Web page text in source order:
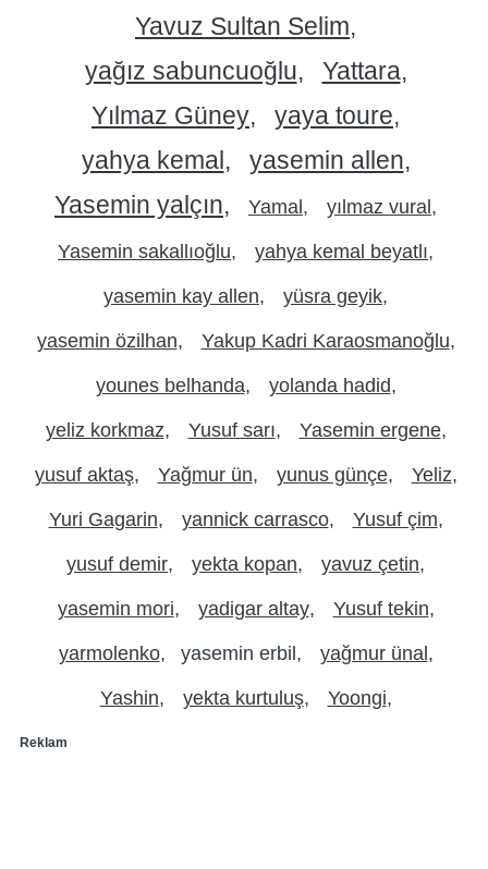
Yavuz Sultan Selim
yağız sabuncuoğlu
Yattara
Yılmaz Güney
yaya toure
yahya kemal
yasemin allen
Yasemin yalçın
Yamal yılmaz vural
Yasemin sakallıoğlu yahya kemal beyatlı
yasemin kay allen yüsra geyik
yasemin özilhan Yakup Kadri Karaosmanoğlu
younes belhanda yolanda hadid
yeliz korkmaz Yusuf sarı Yasemin ergene
yusuf aktaş Yağmur ün yunus günçe Yeliz
Yuri Gagarin yannick carrasco Yusuf çim
yusuf demir yekta kopan yavuz çetin
yasemin mori yadigar altay Yusuf tekin
yarmolenko yasemin erbil yağmur ünal
Yashin yekta kurtuluş Yoongi
Reklam